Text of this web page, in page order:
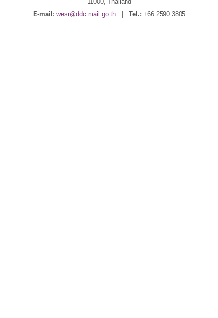
11000, Thailand
E-mail: wesr@ddc.mail.go.th| Tel.: +66 2590 3805